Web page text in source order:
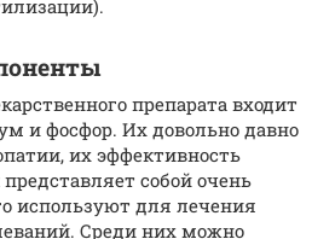
препарата входит
и фосфор. Их довольно давно
их эффективность
собой очень
используют для лечения
Среди них можно